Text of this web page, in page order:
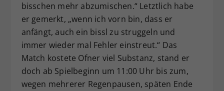
bisschen mehr abzumischen.“ Letztlich habe
er gemerkt, „wenn ich vorn bin, dass er
anfängt, auch ein bissl zu struggeln und
immer wieder mal Fehler einstreut.“ Das
Match kostete Ofner viel Substanz, stand er
doch ab Spielbeginn um 11:00 Uhr bis zum,
wegen mehrerer Regenpausen, späten Ende